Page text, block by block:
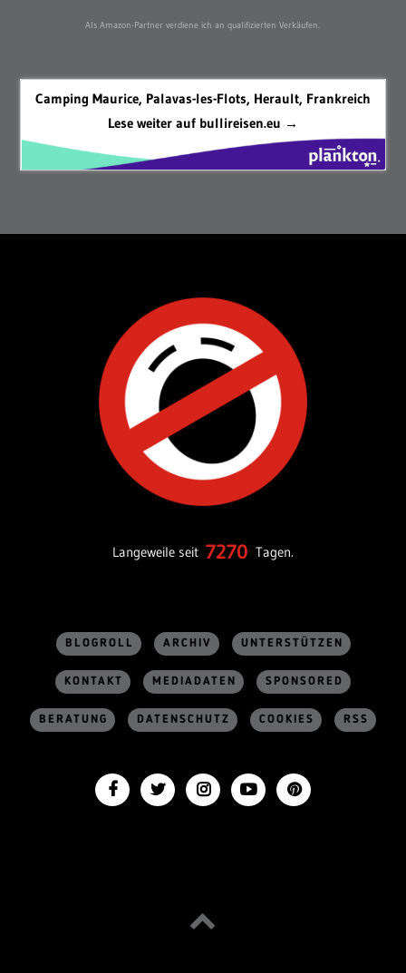
Als Amazon-Partner verdiene ich an qualifizierten Verkäufen.
Camping Maurice, Palavas-les-Flots, Herault, Frankreich
Lese weiter auf bullireisen.eu →
Langeweile seit 7270 Tagen.
BLOGROLL ARCHIV UNTERSTÜTZEN
KONTAKT MEDIADATEN SPONSORED
BERATUNG DATENSCHUTZ COOKIES RSS